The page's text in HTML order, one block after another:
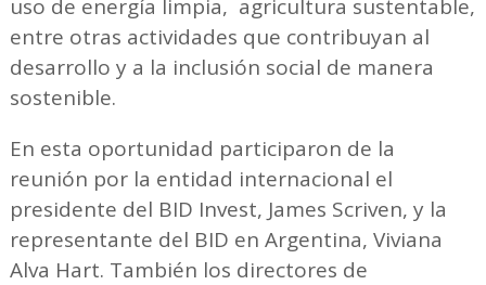
uso de energía limpia, agricultura sustentable,
entre otras actividades que contribuyan al
desarrollo y a la inclusión social de manera
sostenible.
En esta oportunidad participaron de la
reunión por la entidad internacional el
presidente del BID Invest, James Scriven, y la
representante del BID en Argentina, Viviana
Alva Hart. También los directores de